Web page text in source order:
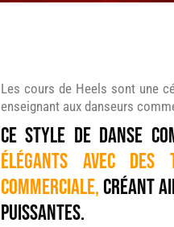
Les cours de Heels sont une
enseignant aux danseurs
Ce style de danse
élégants avec des
commerciale, créant
puissantes.